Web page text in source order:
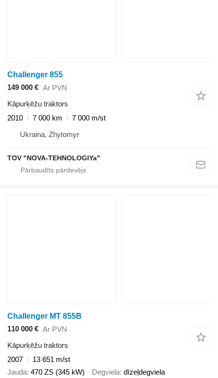
Challenger 855
149 000 € Ar PVN
Kāpurķēžu traktors
2010
7 000 km
7 000 m/st
Ukraina, Zhytomyr
TOV "NOVA-TEHNOLOGIYa"
Challenger MT 855B
110 000 € Ar PVN
Kāpurķēžu traktors
2007
13 651 m/st
Jauda 470 ZS (345 kW) Degviela dīzeļdegviela